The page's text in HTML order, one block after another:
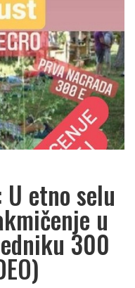
etno selu
u
300